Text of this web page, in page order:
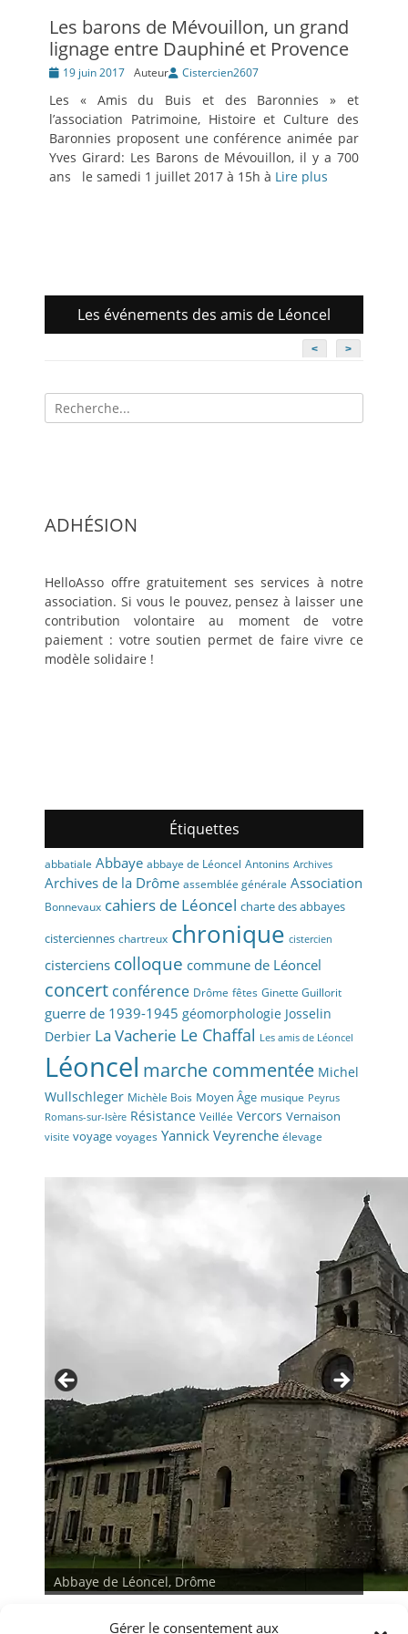
Gérer le consentement aux
Les barons de Mévouillon, un grand
lignage entre Dauphiné et Provence
Posté19 juin 2017 Auteur Cistercien2607
Les « Amis du Buis et des Baronnies » et
l’association Patrimoine, Histoire et Culture des
Baronnies proposent une conférence animée par
Yves Girard: Les Barons de Mévouillon, il y a 700
ans le samedi 1 juillet 2017 à 15h à Lire plus
Les événements des amis de Léoncel
< >
Recherche
pour:
ADHÉSION
HelloAsso offre gratuitement ses services à notre
association. Si vous le pouvez, pensez à laisser une
contribution volontaire au moment de votre
paiement : votre soutien permet de faire vivre ce
modèle solidaire !
Étiquettes
abbatiale Abbaye abbaye de Léoncel Antonins Archives
Archives de la Drôme assemblée générale Association
Bonnevaux cahiers de Léoncel charte des abbayes
cisterciennes chartreux chronique cistercien
cisterciens colloque commune de Léoncel
concert conférence Drôme fêtes Ginette Guillorit
guerre de 1939-1945 géomorphologie Josselin
Derbier La Vacherie Le Chaffal Les amis de Léoncel
Léoncel marche commentée Michel
Wullschleger Michèle Bois Moyen Âge musique Peyrus
Romans-sur-Isère Résistance Veillée Vercors Vernaison
visite voyage voyages Yannick Veyrenche élevage
Abbaye de Léoncel, Drôme